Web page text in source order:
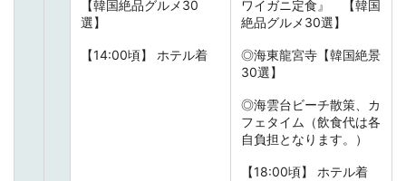
【韓国絶品グルメ30
選】
【14:00頃】 ホテル着
ワイガニ定食』 【韓国
絶品グルメ30選】
◎海東龍宮寺【韓国絶景
30選】
◎海雲台ビーチ散策、カ
フェタイム（飲食代は各
自負担となります。）
【18:00頃】 ホテル着